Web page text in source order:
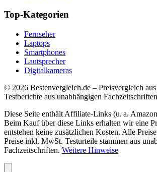
Top-Kategorien
Fernseher
Laptops
Smartphones
Lautsprecher
Digitalkameras
© 2026 Bestenvergleich.de – Preisvergleich
Testberichte aus unabhängigen
Diese Seite enthält Affiliate-Links (u. a.
Beim Kauf über diese Links erhalten wir eine
entstehen keine zusätzlichen Kosten. Alle
Preise inkl. MwSt. Testurteile stammen aus
Fachzeitschriften. Weitere Hinweise